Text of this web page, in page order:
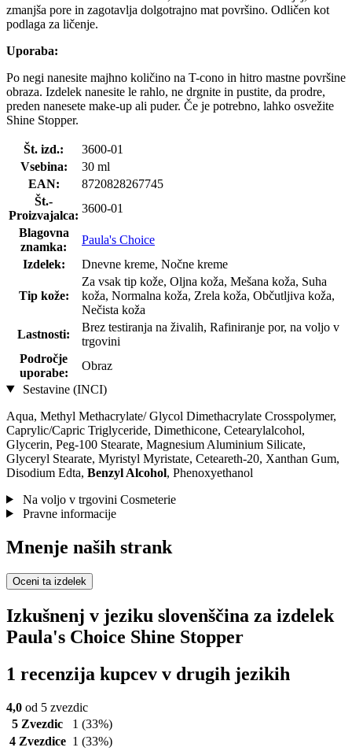
zmanjša pore in zagotavlja dolgotrajno mat površino. Odličen kot
podlaga za ličenje.
Uporaba:
Po negi nanesite majhno količino na T-cono in hitro mastne površine
obraza. Izdelek nanesite le rahlo, ne drgnite in pustite, da prodre,
preden nanesete make-up ali puder. Če je potrebno, lahko osvežite
Shine Stopper.
Št. izd.:
3600-01
Vsebina:
30 ml
EAN:
8720828267745
Št.-
Proizvajalca:
3600-01
Blagovna
znamka:
Paula's Choice
Izdelek:
Dnevne kreme, Nočne kreme
Tip kože:
Za vsak tip kože, Oljna koža, Mešana koža, Suha
koža, Normalna koža, Zrela koža, Občutljiva koža,
Nečista koža
Lastnosti:
Brez testiranja na živalih, Rafiniranje por, na voljo v
trgovini
Področje
uporabe:
Obraz
Sestavine (INCI)
Aqua, Methyl Methacrylate/ Glycol Dimethacrylate Crosspolymer,
Caprylic/Capric Triglyceride, Dimethicone, Cetearylalcohol,
Glycerin, Peg-100 Stearate, Magnesium Aluminium Silicate,
Glyceryl Stearate, Myristyl Myristate, Ceteareth-20, Xanthan Gum,
Disodium Edta, Benzyl Alcohol, Phenoxyethanol
Na voljo v trgovini Cosmeterie
Pravne informacije
Mnenje naših strank
Oceni ta izdelek
Izkušnenj v jeziku slovenščina za izdelek
Paula's Choice Shine Stopper
1 recenzija kupcev v drugih jezikih
4,0 od 5 zvezdic
5 Zvezdic
1 (33%)
4 Zvezdice 1 (33%)